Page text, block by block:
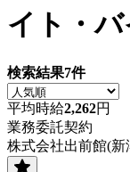
イト・
検索結果7件
平均時給2,262円
業務委託契約
株式会社出前館(新